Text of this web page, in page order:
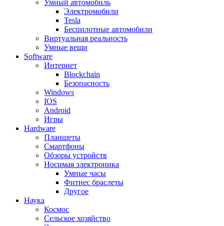
Умный автомобиль
Электромобили
Tesla
Беспилотные автомобили
Виртуальная реальность
Умные вещи
Software
Интернет
Blockchain
Безопасность
Windows
IOS
Android
Игры
Hardware
Планшеты
Смартфоны
Обзоры устройств
Носимая электроника
Умные часы
Фитнес браслеты
Другое
Наука
Космос
Сельское хозяйство